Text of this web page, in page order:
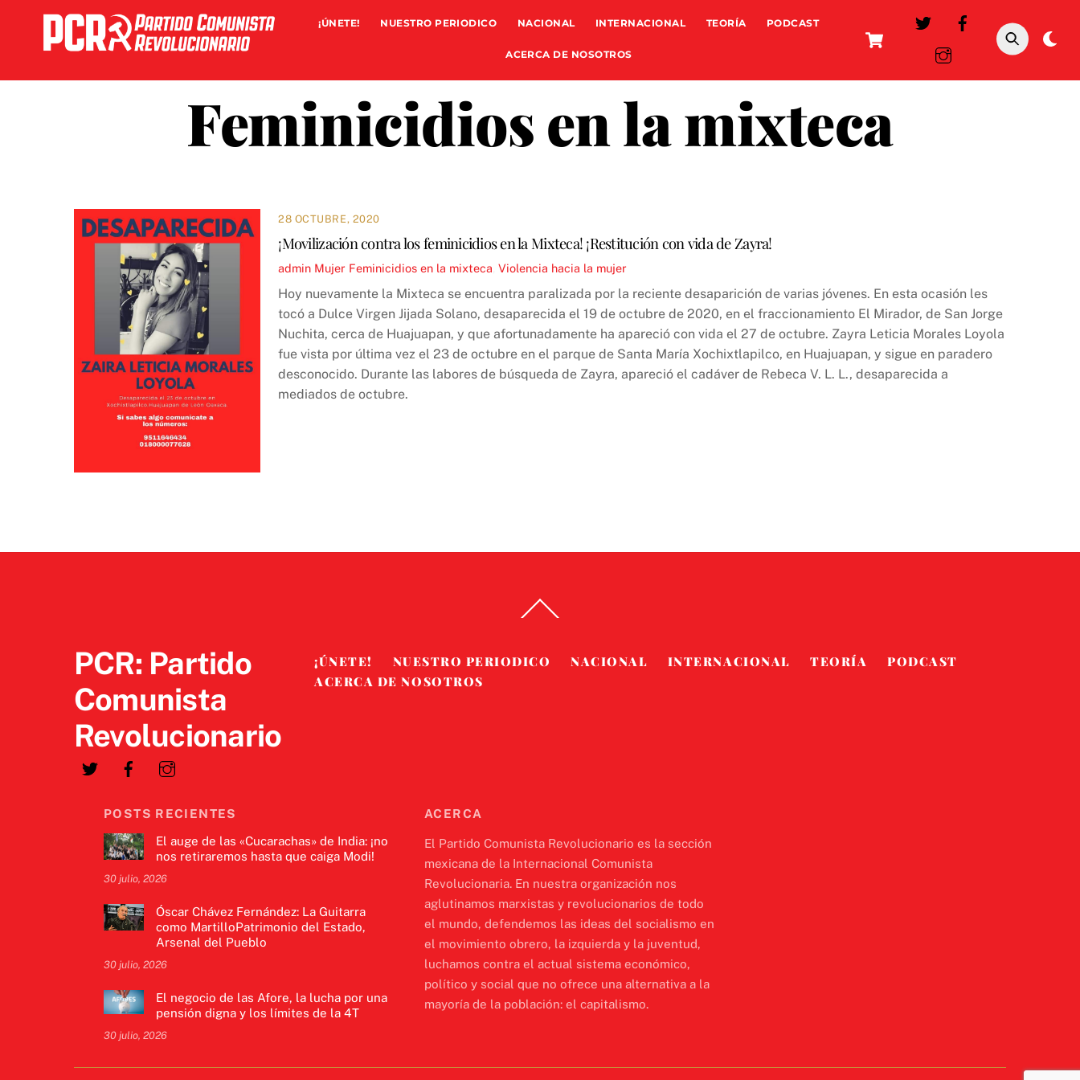
content
Cart
¡ÚNETE! NUESTRO PERIODICO NACIONAL INTERNACIONAL TEORÍA PODCAST
ACERCA DE NOSOTROS
Feminicidios en la mixteca
28 OCTUBRE, 2020
¡Movilización contra los feminicidios en la Mixteca! ¡Restitución con vida de Zayra!
admin Mujer Feminicidios en la mixteca ,Violencia hacia la mujer
Hoy nuevamente la Mixteca se encuentra paralizada por la reciente desaparición de varias jóvenes. En esta ocasión les
tocó a Dulce Virgen Jijada Solano, desaparecida el 19 de octubre de 2020, en el fraccionamiento El Mirador, de San Jorge
Nuchita, cerca de Huajuapan, y que afortunadamente ha apareció con vida el 27 de octubre. Zayra Leticia Morales Loyola
fue vista por última vez el 23 de octubre en el parque de Santa María Xochixtlapilco, en Huajuapan, y sigue en paradero
desconocido. Durante las labores de búsqueda de Zayra, apareció el cadáver de Rebeca V. L. L., desaparecida a
mediados de octubre.
To
PCR: Partido
Comunista
Revolucionario
¡ÚNETE! NUESTRO PERIODICO NACIONAL INTERNACIONAL TEORÍA
PODCAST
ACERCA DE NOSOTROS
POSTS RECIENTES
El auge de las «Cucarachas» de India: ¡no
nos retiraremos hasta que caiga Modi!
30 julio, 2026
Óscar Chávez Fernández: La Guitarra
como MartilloPatrimonio del Estado,
Arsenal del Pueblo
30 julio, 2026
El negocio de las Afore, la lucha por una
pensión digna y los límites de la 4T
30 julio, 2026
ACERCA
El Partido Comunista Revolucionario es la sección
mexicana de la Internacional Comunista
Revolucionaria. En nuestra organización nos
aglutinamos marxistas y revolucionarios de todo
el mundo, defendemos las ideas del socialismo en
el movimiento obrero, la izquierda y la juventud,
luchamos contra el actual sistema económico,
político y social que no ofrece una alternativa a la
mayoría de la población: el capitalismo.